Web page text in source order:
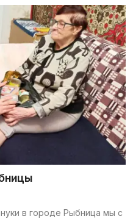
в городе Рыбница мы с